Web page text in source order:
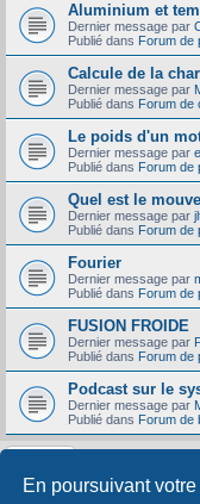
En poursuivant
Aluminium et
Dernier message par
Publié dans Forum de
Calcule de la
Dernier message par
Publié dans Forum de
Le poids d'un
Dernier message par
Publié dans Forum de
Quel est le
Dernier message par
Publié dans Forum de
Fourier
Dernier message par
Publié dans Forum de
FUSION FROIDE
Dernier message par
Publié dans Forum de
Podcast sur le
Dernier message par
Publié dans Forum de
La recherche a retourné